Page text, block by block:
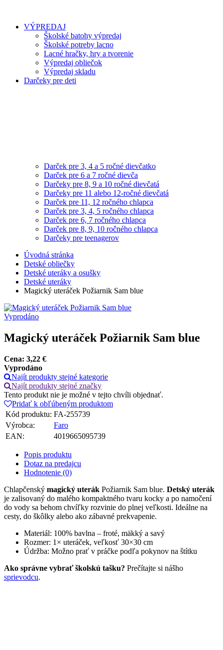
VÝPREDAJ
Školské batohy výpredaj
Školské potreby lacno
Lacné hračky, hry a tvorenie
Výpredaj obliečok
Výpredaj skladu
Darčeky pre deti
Darček pre 3, 4 a 5 ročné dievčatko
Darček pre 6 a 7 ročné dievča
Darčeky pre 8, 9 a 10 ročné dievčatá
Darčeky pre 11 alebo 12-ročné dievčatá
Darček pre 11, 12 ročného chlapca
Darček pre 3, 4, 5 ročného chlapca
Darček pre 6, 7 ročného chlapca
Darček pre 8, 9, 10 ročného chlapca
Darčeky pre teenagerov
Úvodná stránka
Detské obliečky
Detské uteráky a osušky
Detské uteráky
Magický uteráček Požiarnik Sam blue
Vyprodáno
Magický uteráček Požiarnik Sam blue
Cena: 3,22 €
Vyprodáno
Najít produkty stejné kategorie
Najít produkty stejné značky
Tento produkt nie je možné v tejto chvíli objednať.
Pridať k obľúbeným produktom
Kód produktu: FA-255739
Výrobca:
Faro
EAN:
4019665095739
Popis produktu
Dotaz na predajcu
Hodnotenie (0)
Chlapčenský magický uterák Požiarnik Sam blue. Detský uterák
je zalisovaný do malého kompaktného tvaru kocky a po namočení
do vody sa behom chvíľky rozvinie do plnej veľkosti. Ideálne na
cesty, do škôlky alebo ako zábavné prekvapenie.
Materiál: 100% bavlna – froté, mäkký a savý
Rozmer: 1× uteráček, veľkosť 30×30 cm
Údržba: Možno prať v práčke podľa pokynov na štítku
Ako správne vybrať školskú tašku? Prečítajte si nášho
sprievodcu.